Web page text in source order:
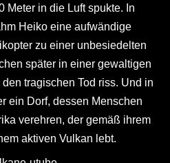
Meter in die Luft spukte. In
Heiko eine aufwändige
zu einer unbesiedelten
später in einer gewaltigen
tragischen Tod riss. Und in
ein Dorf, dessen Menschen
verehren, der gemäß ihrem
aktiven Vulkan lebt.